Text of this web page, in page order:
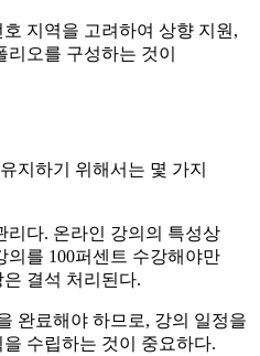
지역을 고려하여 상향 지원,
오를 구성하는 것이
지하기 위해서는 몇 가지
리다. 온라인 강의의 특성상
의를 100퍼센트 수강해야만
결석 처리된다.
완료해야 하므로, 강의 일정을
수립하는 것이 중요하다.